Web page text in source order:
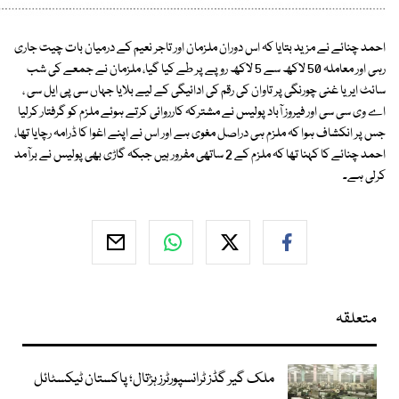
احمد چنائے نے مزید بتایا کہ اس دوران ملزمان اور تاجر نعیم کے درمیان بات چیت جاری
رہی اور معاملہ 50 لاکھ سے 5 لاکھ روپے پر طے کیا گیا، ملزمان نے جمعے کی شب
سائٹ ایریا غنی چورنگی پر تاوان کی رقم کی ادائیگی کے لیے بلایا جہاں سی پی ایل سی ،
اے وی سی سی اور فیروز آباد پولیس نے مشترکہ کارروائی کرتے ہوئے ملزم کو گرفتار کرلیا
جس پر انکشاف ہوا کہ ملزم ہی دراصل مغوی ہے اور اس نے اپنے اغوا کا ڈرامہ رچایا تھا،
احمد چنائے کا کہنا تھا کہ ملزم کے 2 ساتھی مفرور ہیں جبکہ گاڑی بھی پولیس نے برآمد
کرلی ہے۔
متعلقہ
ملک گیر گڈز ٹرانسپورٹرز ہڑتال؛ پاکستان ٹیکسٹائل